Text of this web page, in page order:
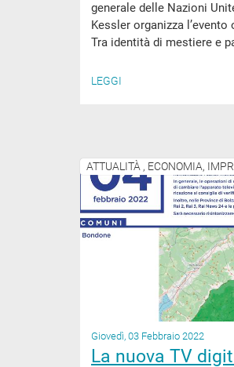
generale delle Nazioni
Kessler organizza
Tra identità di mestiere e
LEGGI
Giovedì, 03 Febbraio 2022
La nuova TV